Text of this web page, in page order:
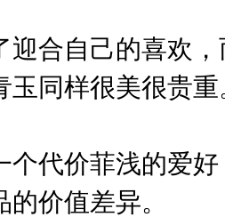
迎合自己的喜欢
玉同样很美很贵重
个代价菲浅的爱
价值差异。